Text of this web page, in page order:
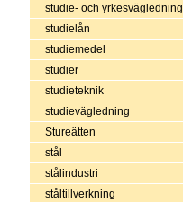
studie- och yrkesvägledning
studielån
studiemedel
studier
studieteknik
studievägledning
Stureätten
stål
stålindustri
ståltillverkning